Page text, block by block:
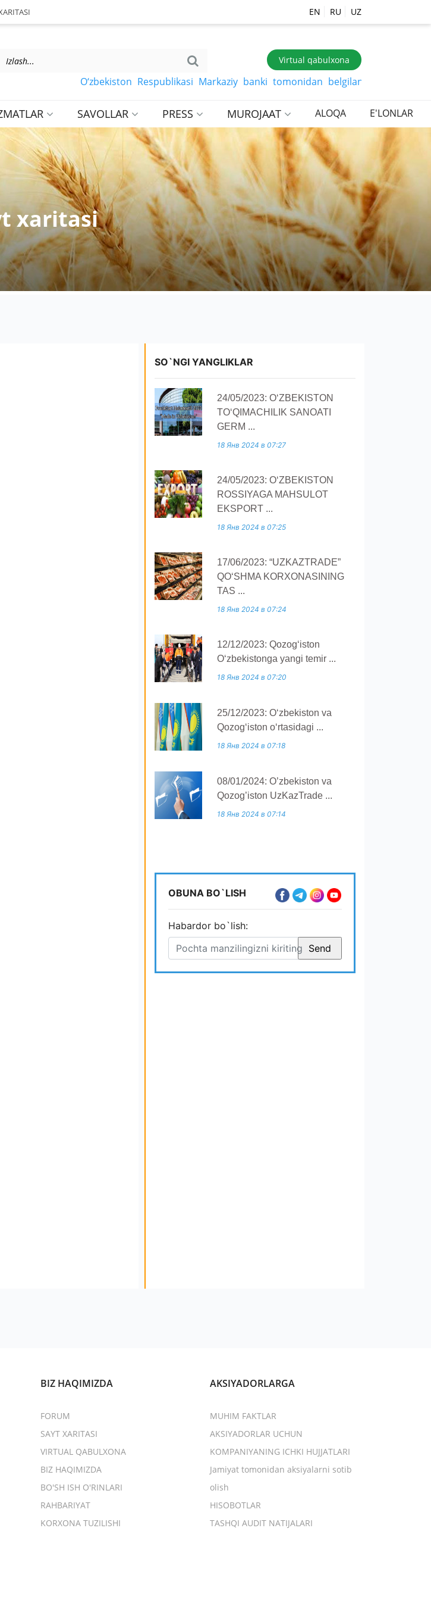
EN RU UZ
Virtual qabulxona
O‘zbekiston Respublikasi Markaziy banki tomonidan belgilangan so‘mga xorijiy
SAVOLLAR PRESS MUROJAAT ALOQA E'LONLAR
xaritasi
SO`NGI YANGLIKLAR
24/05/2023: O‘ZBEKISTON
TO‘QIMACHILIK SANOATI
GERM ...
18 Янв 2024 в 07:27
24/05/2023: O‘ZBEKISTON
ROSSIYAGA MAHSULOT
EKSPORT ...
18 Янв 2024 в 07:25
17/06/2023: “UZKAZTRADE”
QOʻSHMA KORXONASINING
TAS ...
18 Янв 2024 в 07:24
12/12/2023: Qozogʻiston
Oʻzbekistonga yangi temir ...
18 Янв 2024 в 07:20
25/12/2023: O‘zbekiston va
Qozog‘iston o‘rtasidagi ...
18 Янв 2024 в 07:18
08/01/2024: O’zbekiston va
Qozog’iston UzKazTrade ...
18 Янв 2024 в 07:14
OBUNA BO`LISH
Habardor bo`lish:
BIZ HAQIMIZDA
FORUM
SAYT XARITASI
VIRTUAL QABULXONA
BIZ HAQIMIZDA
BO'SH ISH O'RINLARI
RAHBARIYAT
KORXONA TUZILISHI
AKSIYADORLARGA
MUHIM FAKTLAR
AKSIYADORLAR UCHUN
KOMPANIYANING ICHKI HUJJATLARI
Jamiyat tomonidan aksiyalarni sotib
olish
HISOBOTLAR
TASHQI AUDIT NATIJALARI